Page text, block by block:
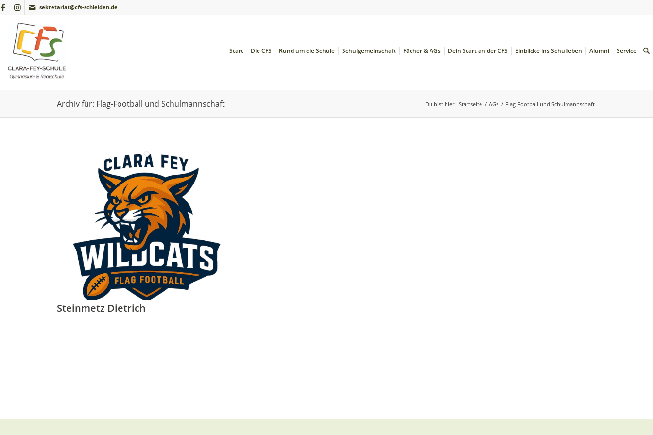
sekretariat@cfs-schleiden.de
Start Die CFS Rund um die Schule Schulgemeinschaft Fächer & AGs Dein Start an der CFS Einblicke ins Schulleben Alumni Service
Archiv für: Flag-Football und Schulmannschaft Du bist hier: Startseite / AGs / Flag-Football und Schulmannschaft
Steinmetz Dietrich